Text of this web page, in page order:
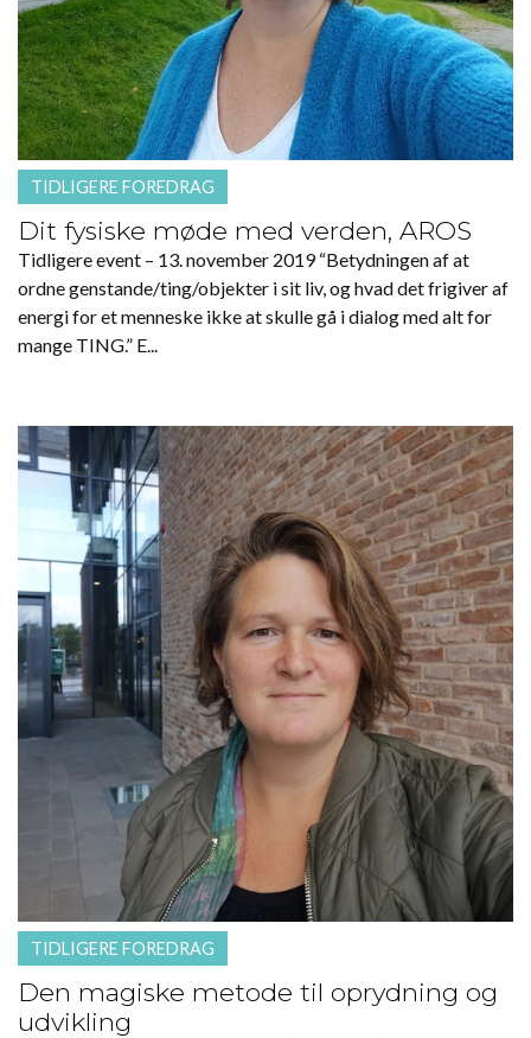
TIDLIGERE FOREDRAG
Dit fysiske møde med verden, AROS
Tidligere event – 13. november 2019 “Betydningen af at
ordne genstande/ting/objekter i sit liv, og hvad det frigiver af
energi for et menneske ikke at skulle gå i dialog med alt for
mange TING.” E...
TIDLIGERE FOREDRAG
Den magiske metode til oprydning og
udvikling